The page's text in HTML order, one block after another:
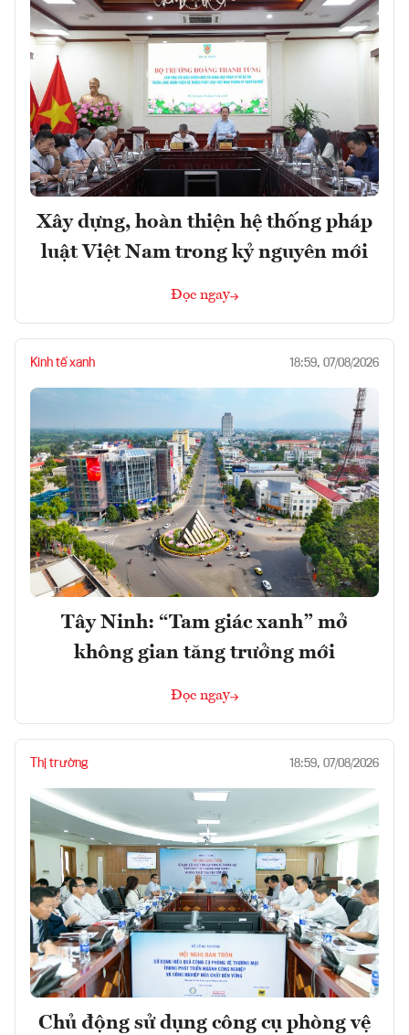
Xây dựng, hoàn thiện hệ thống pháp
luật Việt Nam trong kỷ nguyên mới
Đọc ngay
Kinh tế xanh 18:59, 07/08/2026
Tây Ninh: “Tam giác xanh” mở
không gian tăng trưởng mới
Đọc ngay
Thị trường 18:59, 07/08/2026
Chủ động sử dụng công cụ phòng vệ